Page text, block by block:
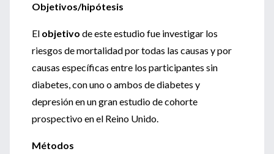
Objetivos/hipótesis
El objetivo de este estudio fue investigar los
riesgos de mortalidad por todas las causas y por
causas específicas entre los participantes sin
diabetes, con uno o ambos de diabetes y
depresión en un gran estudio de cohorte
prospectivo en el Reino Unido.
Métodos